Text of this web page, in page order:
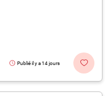
Publié il y a 14 jours